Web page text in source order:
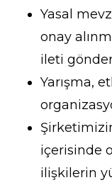
Yasal
onay
ileti
Yarışma,
içerisinde
ilişkilerin